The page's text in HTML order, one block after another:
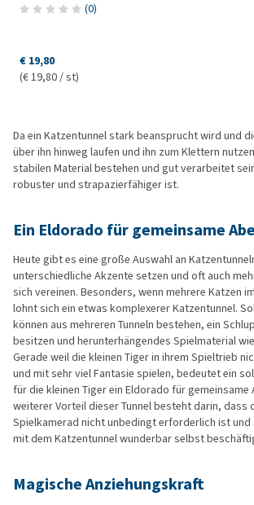
(0)
€ 19,80
(€ 19,80 / st)
Da ein Katzentunnel stark beansprucht wird und
über ihn hinweg laufen und ihn zum Klettern
stabilen Material bestehen und gut verarbeitet
robuster und strapazierfähiger ist.
Ein Eldorado für gemeinsame
Heute gibt es eine große Auswahl an
unterschiedliche Akzente setzen und oft auch
sich vereinen. Besonders, wenn mehrere Katzen
lohnt sich ein etwas komplexerer Katzentunnel.
können aus mehreren Tunneln bestehen, ein
besitzen und herunterhängendes Spielmaterial
Gerade weil die kleinen Tiger in ihrem Spieltrieb
und mit sehr viel Fantasie spielen, bedeutet ein
für die kleinen Tiger ein Eldorado für gemeinsame
weiterer Vorteil dieser Tunnel besteht darin, dass
Spielkamerad nicht unbedingt erforderlich ist
mit dem Katzentunnel wunderbar selbst
Magische Anziehungskraft